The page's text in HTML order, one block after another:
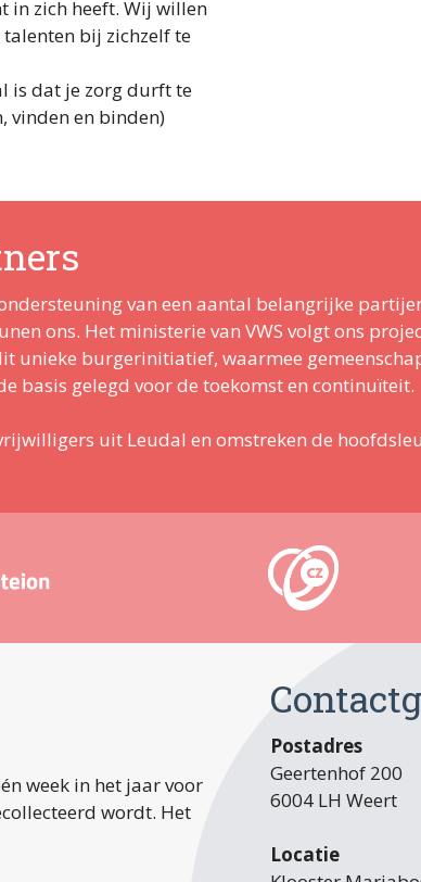
in zich heeft. Wij willen
bij zichzelf te
is dat je zorg durft te
vinden en binden)
van een aantal belangrijke
ons. Het ministerie van VWS volgt ons
burgerinitiatief, waarmee
basis gelegd voor de toekomst en continuïteit.
uit Leudal en omstreken de
week in het jaar voor
wordt. Het
Postadres
Geertenhof 200
6004 LH Weert
Locatie